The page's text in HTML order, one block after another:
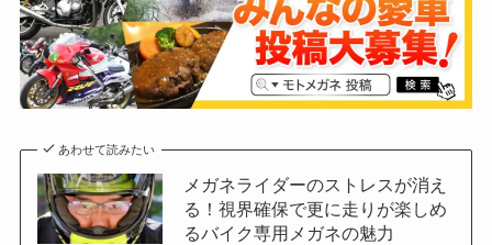
あわせて読みたい
メガネライダーのストレスが消え
る！視界確保で更に走りが楽しめ
るバイク専用メガネの魅力